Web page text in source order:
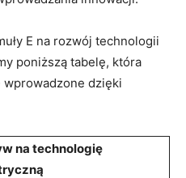
E na rozwój technologii
poniższą tabelę, która
dzięki
na technologię